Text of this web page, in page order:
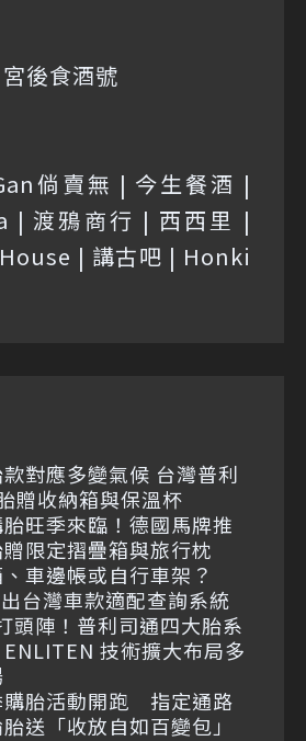
後食酒號
倘賣無 | 今生餐酒 |
| 渡鴉商行 | 西西里 |
| 講古吧 | Honki
對應多變氣候 台灣普利
贈收納箱與保溫杯
旺季來臨！德國馬牌推
限定摺疊箱與旅行枕
車邊帳或自行車架？
台灣車款適配查詢系統
頭陣！普利司通四大胎系
技術擴大布局多
購胎活動開跑 指定通路
送「收放自如百變包」